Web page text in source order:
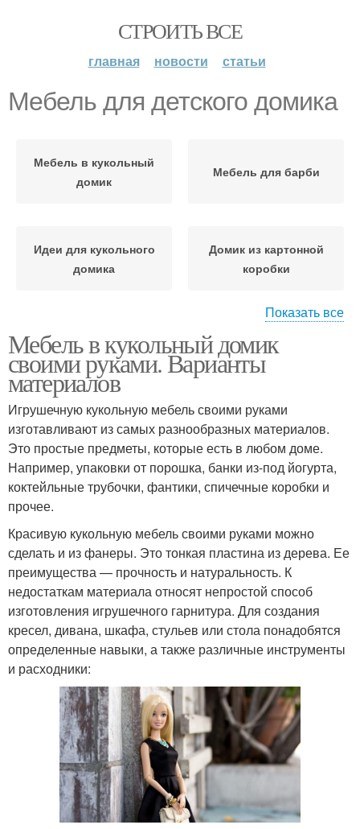
СТРОИТЬ ВСЕ
главная новости статьи
Мебель для детского домика
Мебель в кукольный
домик
Мебель для барби
Идеи для кукольного
домика
Домик из картонной
коробки
Кукольная мебель Мебель из картона
Мебель для кукольного
домика
Домик из картона
Показать все
Мебель в кукольный домик
своими руками. Варианты
материалов
Игрушечную кукольную мебель своими руками
изготавливают из самых разнообразных материалов.
Это простые предметы, которые есть в любом доме.
Например, упаковки от порошка, банки из-под йогурта,
коктейльные трубочки, фантики, спичечные коробки и
прочее.
Красивую кукольную мебель своими руками можно
сделать и из фанеры. Это тонкая пластина из дерева. Ее
преимущества — прочность и натуральность. К
недостаткам материала относят непростой способ
изготовления игрушечного гарнитура. Для создания
кресел, дивана, шкафа, стульев или стола понадобятся
определенные навыки, а также различные инструменты
и расходники: